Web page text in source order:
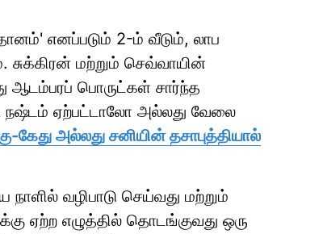
எனப்படும் 2-ம் வீடும், லாப
மற்றும் செவ்வாயின்
ஆடம்பரப் பொருட்கள் சார்ந்த
நஷ்டம் ஏற்பட்டாலோ அல்லது வேலை
கேது அல்லது சனியின் தசாபுத்தியால்
நாளில் வழிபாடு செய்வது மற்றும்
ஏற்ற எழுத்தில் தொடங்குவது ஒரு